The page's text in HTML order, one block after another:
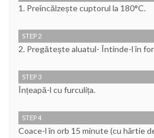
1. Preîncălzește cuptorul la 180°C.
STEP 2
2. Pregătește aluatul- Întinde-l în
STEP 3
Înțeapă-l cu furculița.
STEP 4
Coace-l în orb 15 minute (cu hârtie